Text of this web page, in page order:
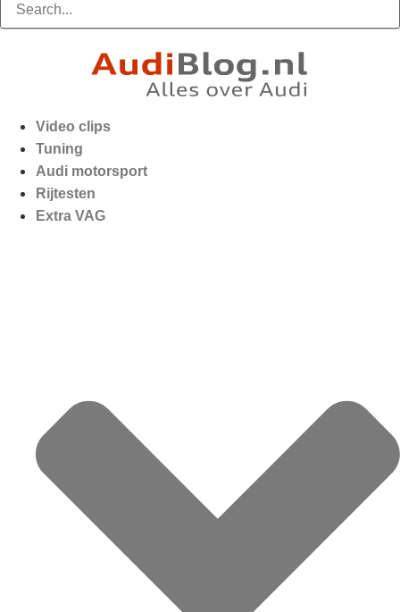
Video clips
Tuning
Audi motorsport
Rijtesten
Extra VAG